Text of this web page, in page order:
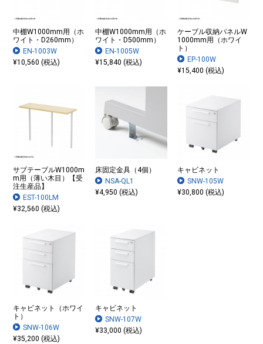
中棚W1000mm用（ホ
ワイト・D260mm）
EN-1003W
¥10,560 (税込)
中棚W1000mm用（ホ
ワイト・D500mm）
EN-1005W
¥15,840 (税込)
ケーブル収納パネルW
1000mm用（ホワイ
ト）
EP-100W
¥15,400 (税込)
サブテーブルW1000m
m用（薄い木目）【受
注生産品】
EST-100LM
¥32,560 (税込)
床固定金具（4個）
NSA-QL1
¥4,950 (税込)
キャビネット
SNW-105W
¥30,800 (税込)
キャビネット（ホワイ
ト）
SNW-106W
¥35,200 (税込)
キャビネット
SNW-107W
¥33,000 (税込)